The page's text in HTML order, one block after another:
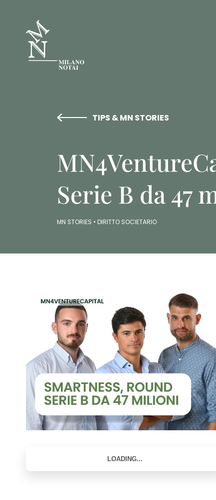
TIPS & MN STORIES
Serie B da 47
MN STORIES • DIRITTO SOCIETARIO